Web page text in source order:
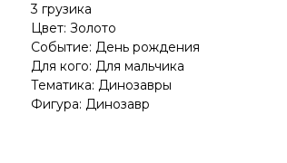
3 грузика
Цвет: Золото
Событие: День рождения
Для кого: Для мальчика
Тематика: Динозавры
Фигура: Динозавр